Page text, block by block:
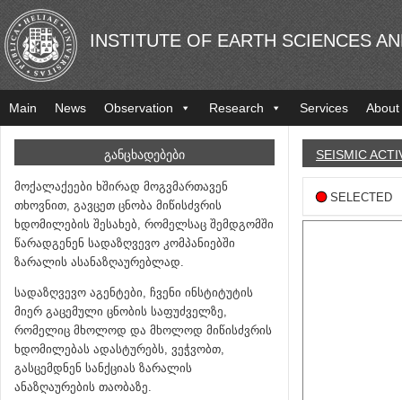
INSTITUTE OF EARTH SCIENCES
Main News Observation Research Services About
ᲒᲐᲜᲪᲮᲐᲓᲔᲑᲔᲑᲘ
მოქალაქეები ხშირად მოგვმართავენ
თხოვნით, გავცეთ ცნობა მიწისძვრის
ხდომილების შესახებ, რომელსაც შემდგომში
წარადგენენ სადაზღვევო კომპანიებში
ზარალის ასანაზღაურებლად.
სადაზღვევო აგენტები, ჩვენი ინსტიტუტის
მიერ გაცემული ცნობის საფუძველზე,
რომელიც მხოლოდ და მხოლოდ მიწისძვრის
ხდომილებას ადასტურებს, ვეჭვობთ,
გასცემდნენ სანქციას ზარალის
ანაზღაურების თაობაზე.
SEISMIC
SELECTED